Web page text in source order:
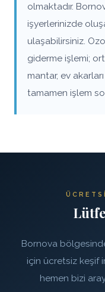
olmaktadır.
işyerlerinizde
ulaşabilirsiniz.
giderme işlemi;
mantar, ev
tamamen işlem
Bornova
için ücretsiz keşif
hemen bizi